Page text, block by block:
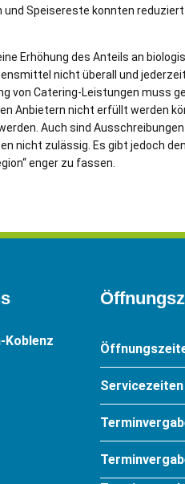
Speisereste konnten
Erhöhung des Anteils an
nicht überall und
von Catering-Leistungen muss
Anbietern nicht erfüllt werden
Auch sind
nicht zulässig. Es gibt jedoch
enger zu fassen.
Koblenz
Servicezeiten